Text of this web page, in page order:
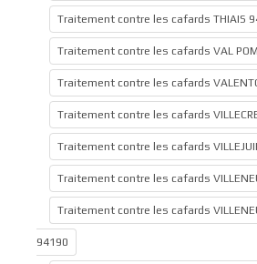
Traitement contre les cafards THIAIS
Traitement contre les cafards VAL
Traitement contre les cafards
Traitement contre les cafards
Traitement contre les cafards
Traitement contre les cafards
Traitement contre les cafards
94190